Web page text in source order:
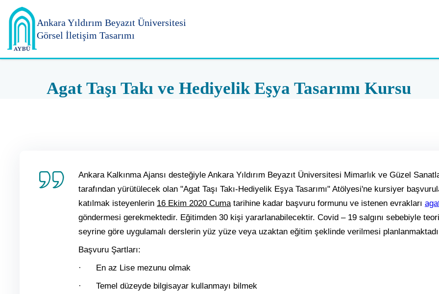
Ankara Yıldırım Beyazıt Üniversitesi
Görsel İletişim Tasarımı
Agat Taşı Takı ve Hediyelik Eşya Tasarımı Kursu
Ankara Kalkınma Ajansı desteğiyle Ankara Yıldırım Beyazıt Üniversitesi Mimarlık ve Güzel
tarafından yürütülecek olan "Agat Taşı Takı-Hediyelik Eşya Tasarımı" Atölyesi'ne kursiyer
katılmak isteyenlerin 16 Ekim 2020 Cumatarihine kadar başvuru formunu ve istenen evrakları
göndermesi gerekmektedir. Eğitimden 30 kişi yararlanabilecektir. Covid – 19 salgını sebebiyle
seyrine göre uygulamalı derslerin yüz yüze veya uzaktan eğitim şeklinde verilmesi
Başvuru Şartları:
· En az Lise mezunu olmak
· Temel düzeyde bilgisayar kullanmayı bilmek